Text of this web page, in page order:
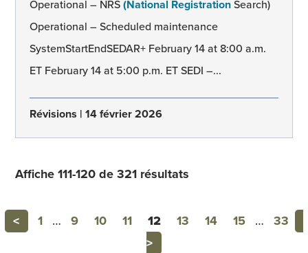
Operational – NRS(National RegistrationSearch)
Operational – Scheduled maintenance
SystemStartEndSEDAR+ February 14 at 8:00 a.m.
ET February 14 at 5:00 p.m. ET SEDI –...
Révisions 14 février 2026
Affiche 111-120 de 321 résultats
<Previous
1 … 9 10 11 12 13 14 15 … 33
>